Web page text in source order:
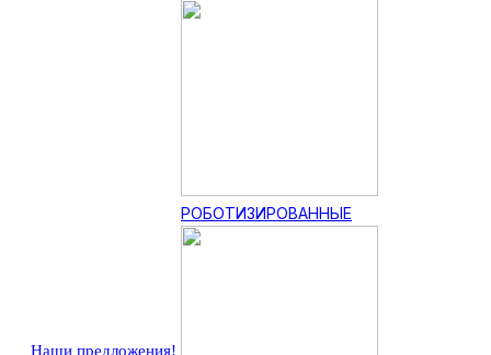
Наши предложения!
РОБОТИЗИРОВАННЫЕ